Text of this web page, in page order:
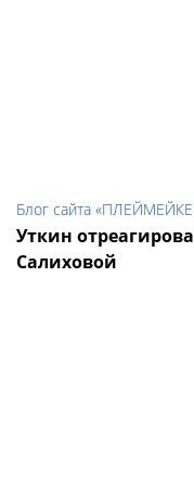
Блог сайта
Уткин
Салиховой